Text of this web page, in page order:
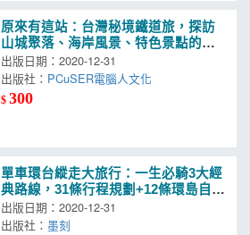
原來有這站：台灣秘境鐵道旅，探訪
山城聚落、海岸風景、特色景點的火
車深度漫遊提案
出版日期：2020-12-31
出版社： PCuSER電腦人文化
$300
單車環台縱走大旅行：一生必騎3大經
典路線，31條行程規劃+12條環島自行
車道，附實戰遊記x路線圖x難易度
出版日期：2020-12-31
出版社：墨刻